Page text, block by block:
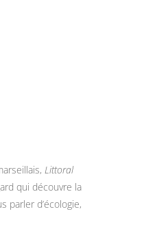
Littoral
qui découvre la
parler d’écologie,